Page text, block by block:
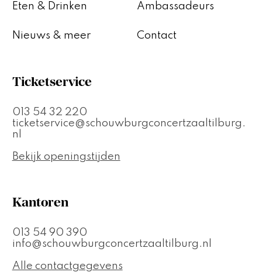
Eten & Drinken
Nieuws & meer
Ambassadeurs
Contact
Ticketservice
013 54 32 220
ticketservice@schouwburgconcertzaaltilburg.
nl
Bekijk openingstijden
Kantoren
013 54 90 390
info@schouwburgconcertzaaltilburg.nl
Alle contactgegevens